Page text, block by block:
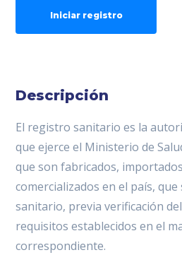
Iniciar registro
Descripción
El registro sanitario es la
que ejerce el Ministerio de
que son fabricados,
comercializados en el país,
sanitario, previa verificación
requisitos establecidos en el
correspondiente.